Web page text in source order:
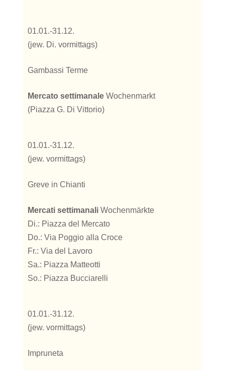
01.01.-31.12.
(jew. Di. vormittags)
Gambassi Terme
Mercato settimanale Wochenmarkt
(Piazza G. Di Vittorio)
01.01.-31.12.
(jew. vormittags)
Greve in Chianti
Mercati settimanali Wochenmärkte
Di.: Piazza del Mercato
Do.: Via Poggio alla Croce
Fr.: Via del Lavoro
Sa.: Piazza Matteotti
So.: Piazza Bucciarelli
01.01.-31.12.
(jew. vormittags)
Impruneta